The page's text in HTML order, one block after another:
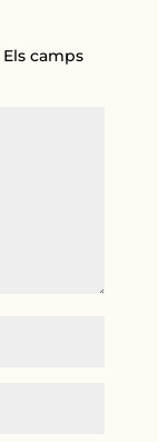
Els camps